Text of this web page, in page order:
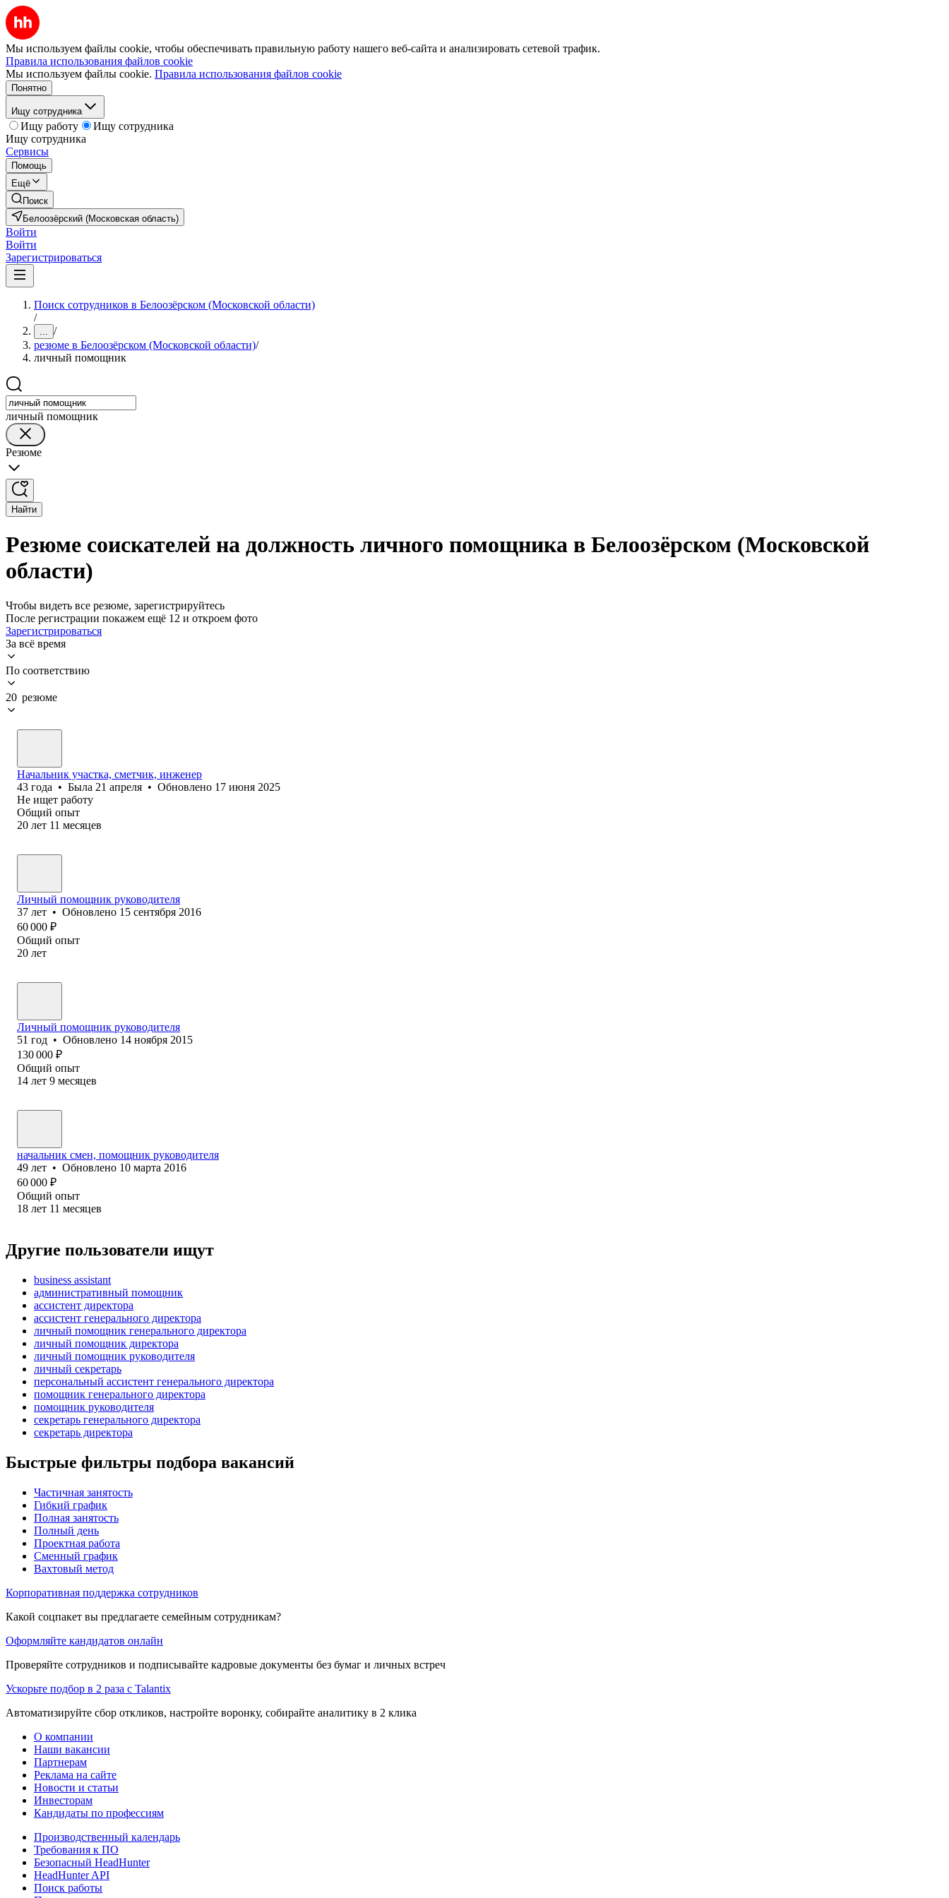
Мы используем файлы cookie, чтобы обеспечивать правильную работу нашего веб-сайта и анализировать сетевой трафик.
Правила использования файлов cookie
Мы используем файлы cookie. Правила использования файлов cookie
Понятно
Ищу сотрудника
Ищу работу
Ищу сотрудника
Ищу сотрудника
Сервисы
Помощь
Ещё
Поиск
Белоозёрский (Московская область)
Войти
Войти
Зарегистрироваться
Поиск сотрудников в Белоозёрском (Московской области)
/
... /
резюме в Белоозёрском (Московской области)/
личный помощник
личный помощник
Резюме
Найти
Резюме соискателей на должность личного помощника в Белоозёрском (Московской
области)
Чтобы видеть все резюме, зарегистрируйтесь
После регистрации покажем ещё 12 и откроем фото
Зарегистрироваться
За всё время
По соответствию
20 резюме
Начальник участка, сметчик, инженер
43 года • Была 21 апреля • Обновлено 17 июня 2025
Не ищет работу
Общий опыт
20 лет 11 месяцев
Личный помощник руководителя
37 лет • Обновлено 15 сентября 2016
60 000 ₽
Общий опыт
20 лет
Личный помощник руководителя
51 год • Обновлено 14 ноября 2015
130 000 ₽
Общий опыт
14 лет 9 месяцев
начальник смен, помощник руководителя
49 лет • Обновлено 10 марта 2016
60 000 ₽
Общий опыт
18 лет 11 месяцев
Другие пользователи ищут
business assistant
административный помощник
ассистент директора
ассистент генерального директора
личный помощник генерального директора
личный помощник директора
личный помощник руководителя
личный секретарь
персональный ассистент генерального директора
помощник генерального директора
помощник руководителя
секретарь генерального директора
секретарь директора
Быстрые фильтры подбора вакансий
Частичная занятость
Гибкий график
Полная занятость
Полный день
Проектная работа
Сменный график
Вахтовый метод
Корпоративная поддержка сотрудников
Какой соцпакет вы предлагаете семейным сотрудникам?
Оформляйте кандидатов онлайн
Проверяйте сотрудников и подписывайте кадровые документы без бумаг и личных встреч
Ускорьте подбор в 2 раза с Talantix
Автоматизируйте сбор откликов, настройте воронку, собирайте аналитику в 2 клика
О компании
Наши вакансии
Партнерам
Реклама на сайте
Новости и статьи
Инвесторам
Кандидаты по профессиям
Производственный календарь
Требования к ПО
Безопасный HeadHunter
HeadHunter API
Поиск работы